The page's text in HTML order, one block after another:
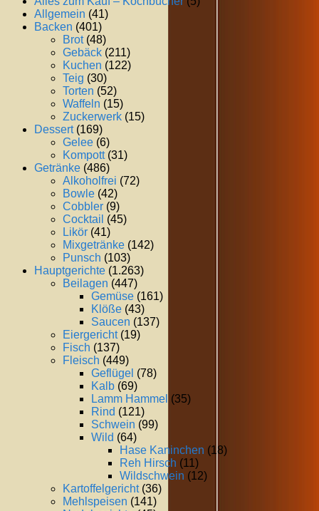
Allgemein (41)
Backen (401)
Brot(48)
Gebäck (211)
Kuchen (122)
Teig (30)
Torten (52)
Waffeln (15)
Zuckerwerk (15)
Dessert(169)
Gelee (6)
Kompott(31)
Getränke (486)
Alkoholfrei (72)
Bowle (42)
Cobbler (9)
Cocktail (45)
Likör (41)
Mixgetränke (142)
Punsch (103)
Hauptgerichte (1.263)
Beilagen (447)
Gemüse (161)
Klöße (43)
Saucen (137)
Eiergericht(19)
Fisch (137)
Fleisch (449)
Geflügel (78)
Kalb (69)
Lamm Hammel (35)
Rind (121)
Schwein (99)
Wild (64)
Hase Kaninchen (18)
Reh Hirsch (11)
Wildschwein (12)
Kartoffelgericht(36)
Mehlspeisen (141)